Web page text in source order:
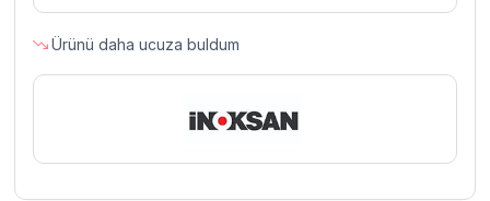
Elektrikli
adet
Ürünü daha ucuza buldum